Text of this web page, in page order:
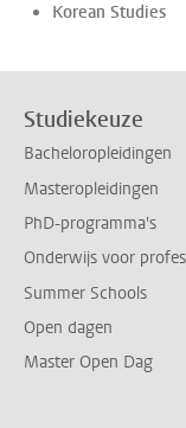
Korean Studies
Studiekeuze
Bacheloropleidingen
Masteropleidingen
PhD-programma's
Onderwijs voor
Summer Schools
Open dagen
Master Open Dag